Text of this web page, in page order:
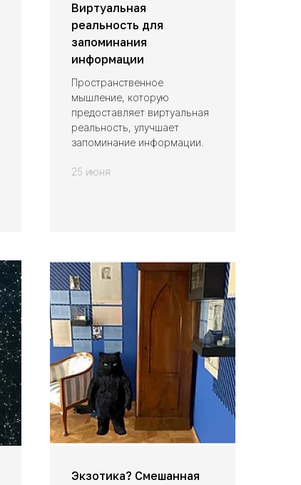
Виртуальная
реальность для
запоминания
информации
Пространственное
мышление, которую
предоставляет виртуальная
реальность, улучшает
запоминание информации.
25 июня
Экзотика? Смешанная